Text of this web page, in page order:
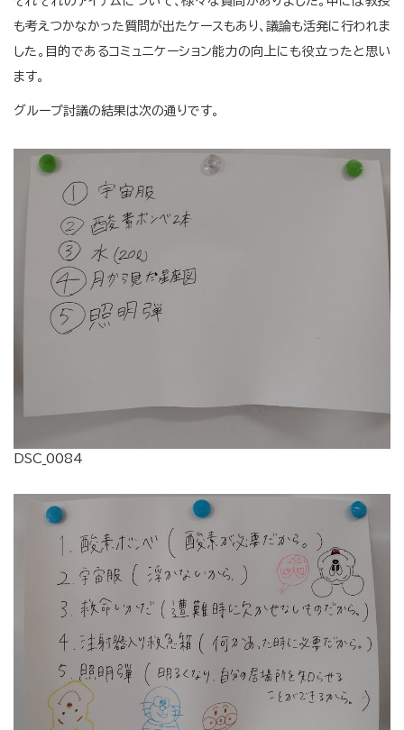
も考えつかなかった質問が出たケースもあり、議論も活発に行われま
した。目的であるコミュニケーション能力の向上にも役立ったと思い
ます。
グループ討議の結果は次の通りです。
DSC_0084